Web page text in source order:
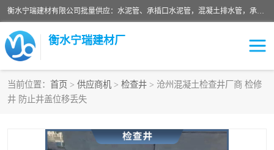
衡水宁瑞建材有限公司批量供应：水泥管、承插口水泥管，混凝土排水管，承插口水泥管，企口水泥管，钢承口水泥管，顶管，平口水泥管，水泥检查井，混凝土检查井，预制混凝土检查井，矩形检查井，圆形检查井等产品。
衡水宁瑞建材厂
当前位置： 首页 > 供应商机 > 检查井 > 沧州混凝土检查井厂商 检修
井 防止井盖位移丢失
检查井
水泥检查井 水泥管